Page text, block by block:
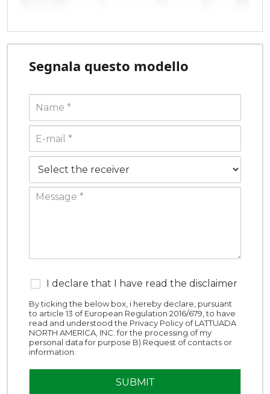
Segnala questo modello
I declare that I have read the disclaimer
By ticking the below box, i hereby declare, pursuant
to article 13 of European Regulation 2016/679, to have
read and understood the Privacy Policy of LATTUADA
NORTH AMERICA, INC. for the processing of my
personal data for purpose B) Request of contacts or
information.